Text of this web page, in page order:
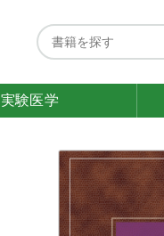
実験医学